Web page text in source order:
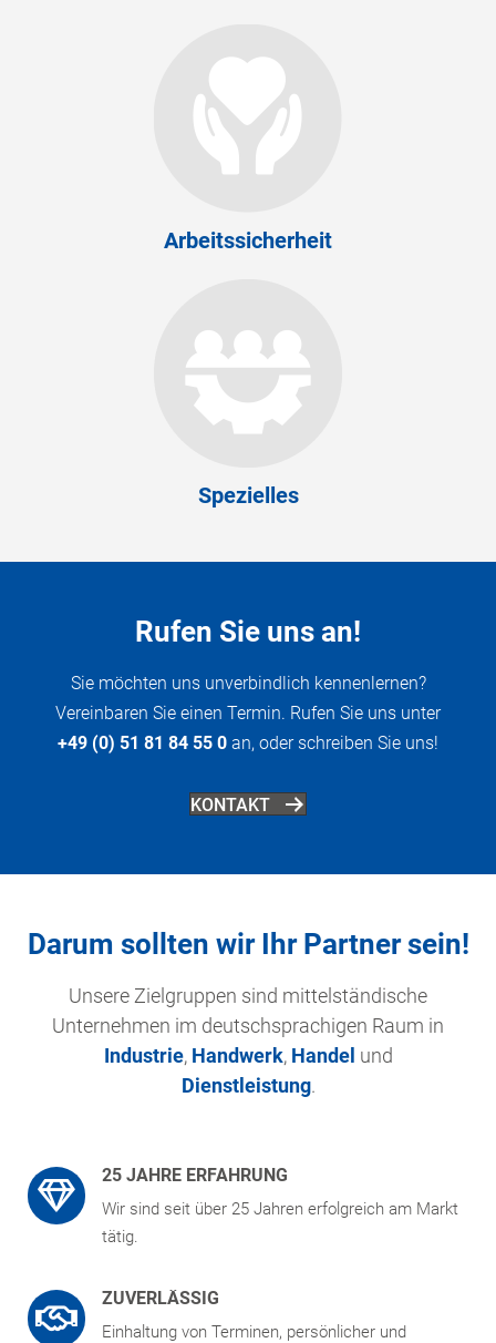
Arbeitssicherheit
Spezielles
Rufen Sie uns an!
Sie möchten uns unverbindlich kennenlernen?
Vereinbaren Sie einen Termin. Rufen Sie uns unter
+49 (0) 51 81 84 55 0 an, oder schreiben Sie uns!
KONTAKT
Darum sollten wir Ihr Partner sein!
Unsere Zielgruppen sind mittelständische
Unternehmen im deutschsprachigen Raum in
Industrie, Handwerk, Handel und
Dienstleistung.
25 JAHRE ERFAHRUNG
Wir sind seit über 25 Jahren erfolgreich am Markt
tätig.
ZUVERLÄSSIG
Einhaltung von Terminen, persönlicher und